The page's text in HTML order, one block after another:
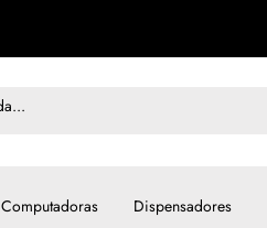
Computadoras Dispensadores